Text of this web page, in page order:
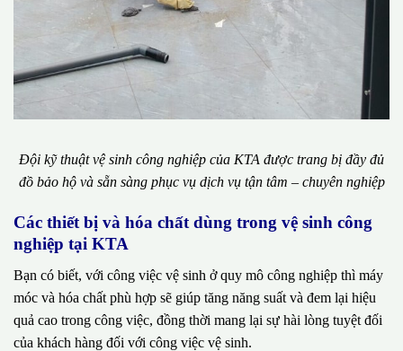
Đội kỹ thuật vệ sinh công nghiệp của KTA được trang bị đầy đủ
đồ bảo hộ và sẵn sàng phục vụ dịch vụ tận tâm – chuyên nghiệp
Các thiết bị và hóa chất dùng trong vệ sinh công
nghiệp tại KTA
Bạn có biết, với công việc vệ sinh ở quy mô công nghiệp thì máy
móc và hóa chất phù hợp sẽ giúp tăng năng suất và đem lại hiệu
quả cao trong công việc, đồng thời mang lại sự hài lòng tuyệt đối
của khách hàng đối với công việc vệ sinh.